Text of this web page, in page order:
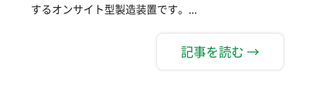
するオンサイト型製造装置です。...
記事を読む →